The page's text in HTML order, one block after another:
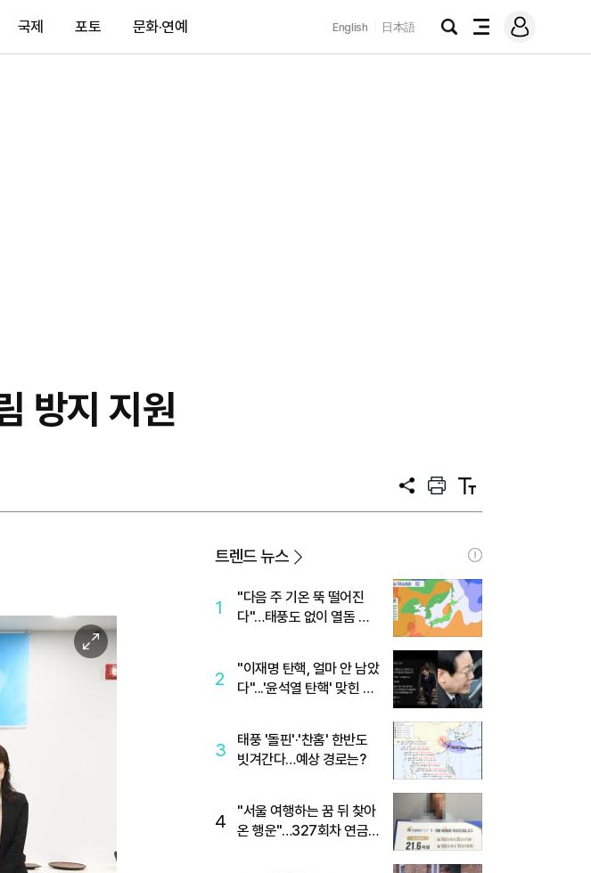
국제 포토 문화·연예 English 日本語
검
전
메
그
방지 지원
공
프
트
텍
트
이
미
트렌드 뉴스
1
"다음 주 기온 뚝 떨어진
다"…태풍도 없이 열돔 박
2
"이재명 탄핵, 얼마 안 남았
다"...'윤석열 탄핵' 맞힌 무
3
태풍 '돌핀'·'찬홈' 한반도
빗겨간다…예상 경로는?
4
"서울 여행하는 꿈 뒤 찾아
온 행운"…327회차 연금